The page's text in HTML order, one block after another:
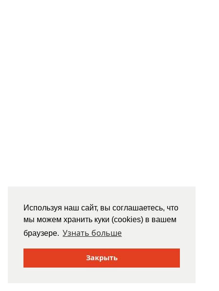
Используя наш сайт, вы соглашаетесь, что
мы можем хранить куки (cookies) в вашем
браузере. Узнать больше
Закрыть